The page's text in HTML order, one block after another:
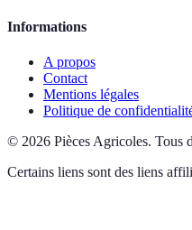
Informations
A propos
Contact
Mentions légales
Politique de
© 2026 Pièces Agricoles. Tous
Certains liens sont des liens